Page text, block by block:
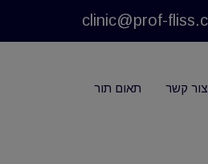
צור קשר תאום תור